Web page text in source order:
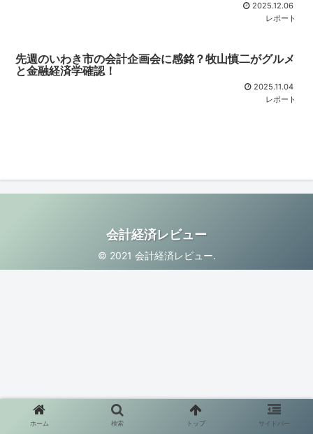
2025.12.06
レポート
先週のいわき市の会計企画会に感銘？牧山慎二がグルメ
と金融経済学確認！
2025.11.04
レポート
会計経済レビュー
© 2021 会計経済レビュー.
ホーム 検索 トップ サイドバー